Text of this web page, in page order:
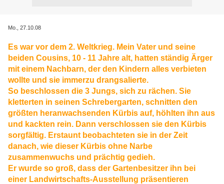
Mo., 27.10.08
Es war vor dem 2. Weltkrieg. Mein Vater und seine
beiden Cousins, 10 - 11 Jahre alt, hatten ständig Ärger
mit einem Nachbarn, der den Kindern alles verbieten
wollte und sie immerzu drangsalierte.
So beschlossen die 3 Jungs, sich zu rächen. Sie
kletterten in seinen Schrebergarten, schnitten den
größten heranwachsenden Kürbis auf, höhlten ihn aus
und kackten rein. Dann verschlossen sie den Kürbis
sorgfältig. Erstaunt beobachteten sie in der Zeit
danach, wie dieser Kürbis ohne Narbe
zusammenwuchs und prächtig gedieh.
Er wurde so groß, dass der Gartenbesitzer ihn bei
einer Landwirtschafts-Ausstellung präsentieren